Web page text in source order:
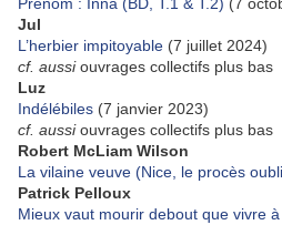
Jul
L’herbier impitoyable (7 juillet 2024)
cf. aussiouvrages collectifs plus bas
Luz
Indélébiles (7 janvier 2023)
cf. aussiouvrages collectifs plus bas
Robert McLiam Wilson
La vilaine veuve (Nice, le procès
Patrick Pelloux
Mieux vaut mourir debout que vivre